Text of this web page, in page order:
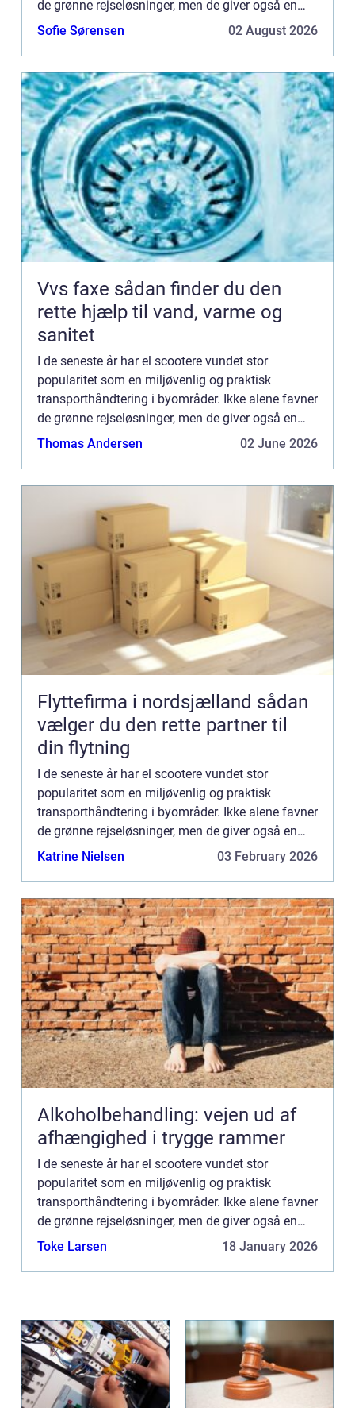
de grønne rejseløsninger, men de giver også en
sjov, økonomisk og tilgængelig måde for
Sofie Sørensen 02 August 2026
Vvs faxe sådan finder du den
rette hjælp til vand, varme og
sanitet
I de seneste år har el scootere vundet stor
popularitet som en miljøvenlig og praktisk
transporthåndtering i byområder. Ikke alene favner
de grønne rejseløsninger, men de giver også en
sjov, økonomisk og tilgængelig måde for
Thomas Andersen 02 June 2026
Flyttefirma i nordsjælland sådan
vælger du den rette partner til
din flytning
I de seneste år har el scootere vundet stor
popularitet som en miljøvenlig og praktisk
transporthåndtering i byområder. Ikke alene favner
de grønne rejseløsninger, men de giver også en
sjov, økonomisk og tilgængelig måde for
Katrine Nielsen 03 February 2026
Alkoholbehandling: vejen ud af
afhængighed i trygge rammer
I de seneste år har el scootere vundet stor
popularitet som en miljøvenlig og praktisk
transporthåndtering i byområder. Ikke alene favner
de grønne rejseløsninger, men de giver også en
sjov, økonomisk og tilgængelig måde for
Toke Larsen 18 January 2026